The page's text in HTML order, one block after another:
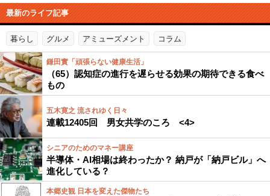
最新のライフ記事
暮らし グルメ アミューズメント コラム
鎌田實「頑張らない健康生活」
（65）認知症の進行を遅らせる効果の期待できる食べ
もの
五木寛之 流されゆく日々
連載12405回 男女共学のころ <4>
シニアのためのマネー講座
半導体・AI相場は終わったか？ 納戸が「納戸ビル」へ
進化している？
本郷史観 日本を変えた傑物たち